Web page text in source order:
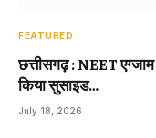
FEATURED
छत्तीसगढ़ : NEET एग्जाम
किया सुसाइड…
July 18, 2026